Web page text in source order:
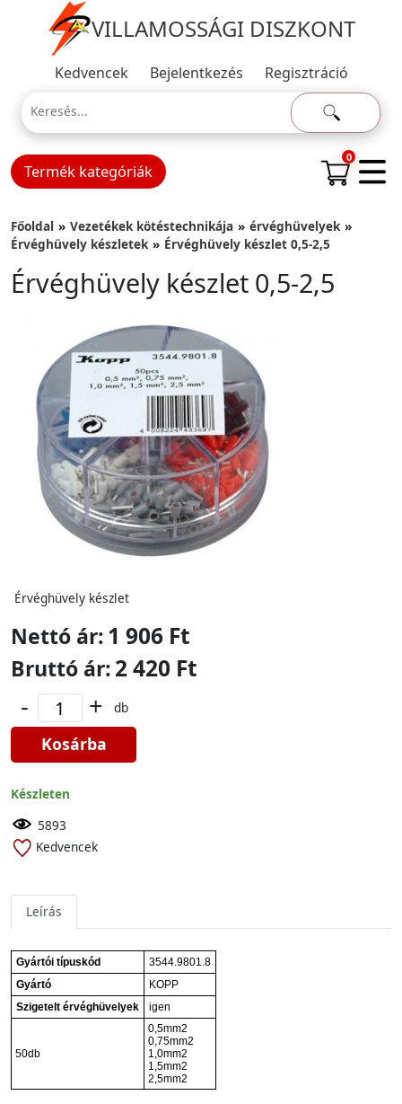
VILLAMOSSÁGI DISZKONT
Kedvencek Bejelentkezés Regisztráció
Termék kategóriák
0
Főoldal Vezetékek kötéstechnikája
érvéghüvelyek
Érvéghüvely készletek
Érvéghüvely készlet 0,5-2,5
Érvéghüvely készlet 0,5-2,5
Érvéghüvely készlet
Nettó ár:1 906 Ft
Bruttó ár:2 420 Ft
- + db
Kosárba
Készleten
5893
Kedvencek
Leírás
Gyártói típuskód
3544.9801.8
Gyártó
KOPP
Szigetelt érvéghüvelyek
igen
50db
0,5mm2
0,75mm2
1,0mm2
1,5mm2
2,5mm2